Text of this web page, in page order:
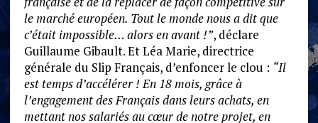
le marché européen. Tout le monde nous a dit que
c’était impossible… alors en avant !”, déclare
Guillaume Gibault. Et Léa Marie, directrice
générale du Slip Français, d’enfoncer le clou : “Il
est temps d’accélérer ! En 18 mois, grâce à
l’engagement des Français dans leurs achats, en
mettant nos salariés au cœur de notre projet, en